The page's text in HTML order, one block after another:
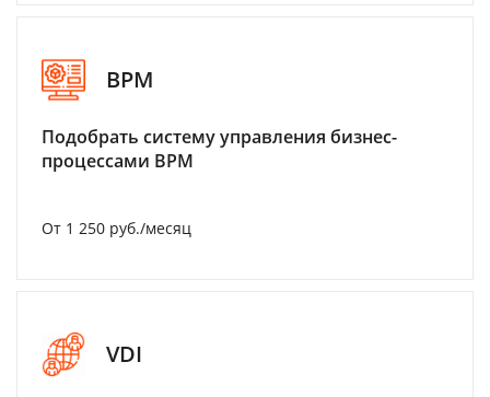
BPM
Подобрать систему управления бизнес-
процессами BPM
От 1 250 руб./месяц
VDI